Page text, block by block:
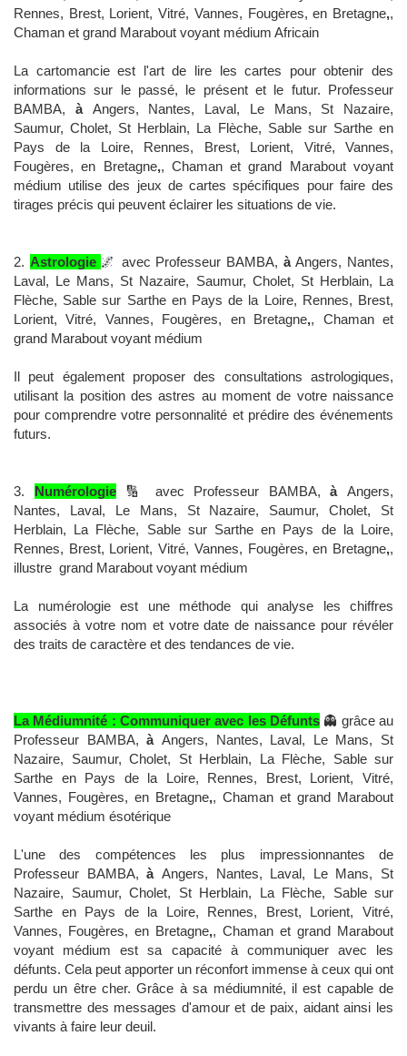
Rennes, Brest, Lorient, Vitré, Vannes, Fougères, en Bretagne,,
Chaman et grand Marabout voyant médium Africain
La cartomancie est l'art de lire les cartes pour obtenir des
informations sur le passé, le présent et le futur. Professeur
BAMBA, à Angers, Nantes, Laval, Le Mans, St Nazaire,
Saumur, Cholet, St Herblain, La Flèche, Sable sur Sarthe en
Pays de la Loire, Rennes, Brest, Lorient, Vitré, Vannes,
Fougères, en Bretagne,, Chaman et grand Marabout voyant
médium utilise des jeux de cartes spécifiques pour faire des
tirages précis qui peuvent éclairer les situations de vie.
2. Astrologie 🌌 avec Professeur BAMBA, àAngers, Nantes,
Laval, Le Mans, St Nazaire, Saumur, Cholet, St Herblain, La
Flèche, Sable sur Sarthe en Pays de la Loire, Rennes, Brest,
Lorient, Vitré, Vannes, Fougères, en Bretagne,, Chaman et
grand Marabout voyant médium
Il peut également proposer des consultations astrologiques,
utilisant la position des astres au moment de votre naissance
pour comprendre votre personnalité et prédire des événements
futurs.
3. Numérologie🔢 avec Professeur BAMBA,à Angers,
Nantes, Laval, Le Mans, St Nazaire, Saumur, Cholet, St
Herblain, La Flèche, Sable sur Sarthe en Pays de la Loire,
Rennes, Brest, Lorient, Vitré, Vannes, Fougères, en Bretagne,,
illustre grand Marabout voyant médium
La numérologie est une méthode qui analyse les chiffres
associés à votre nom et votre date de naissance pour révéler
des traits de caractère et des tendances de vie.
La Médiumnité : Communiquer avec les Défunts👻 grâce au
Professeur BAMBA,à Angers, Nantes, Laval, Le Mans, St
Nazaire, Saumur, Cholet, St Herblain, La Flèche, Sable sur
Sarthe en Pays de la Loire, Rennes, Brest, Lorient, Vitré,
Vannes, Fougères, en Bretagne,, Chaman et grand Marabout
voyant médium ésotérique
L'une des compétences les plus impressionnantes de
Professeur BAMBA,à Angers, Nantes, Laval, Le Mans, St
Nazaire, Saumur, Cholet, St Herblain, La Flèche, Sable sur
Sarthe en Pays de la Loire, Rennes, Brest, Lorient, Vitré,
Vannes, Fougères, en Bretagne,, Chaman et grand Marabout
voyant médium est sa capacité à communiquer avec les
défunts. Cela peut apporter un réconfort immense à ceux qui ont
perdu un être cher. Grâce à sa médiumnité, il est capable de
transmettre des messages d'amour et de paix, aidant ainsi les
vivants à faire leur deuil.